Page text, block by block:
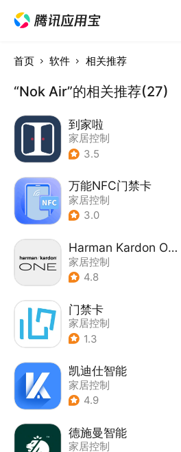
首页 软件 相关推荐
“Nok Air”的相关推荐(27)
到家啦
家居控制
3.5
万能NFC门禁卡
家居控制
3.0
Harman Kardon One
家居控制
4.8
门禁卡
家居控制
1.3
凯迪仕智能
家居控制
4.9
德施曼智能
家居控制